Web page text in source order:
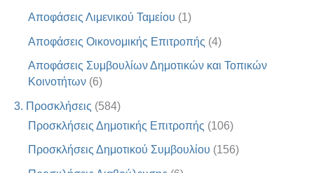
Αποφάσεις Λιμενικού Ταμείου (1)
Αποφάσεις Οικονομικής Επιτροπής (4)
Αποφάσεις Συμβουλίων Δημοτικών και Τοπικών
Κοινοτήτων (6)
3. Προσκλήσεις (584)
Προσκλήσεις Δημοτικής Επιτροπής (106)
Προσκλήσεις Δημοτικού Συμβουλίου (156)